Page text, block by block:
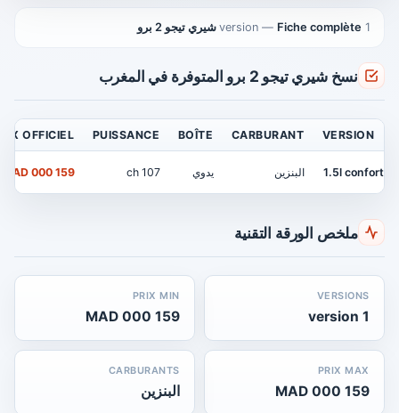
1 version
— Fiche complète شيري تيجو 2 برو
نسخ شيري تيجو 2 برو المتوفرة في المغرب
VERSION
CARBURANT
BOÎTE
PUISSANCE
OFFICIEL
1.5l confort البنزين يدوي 107 ch
159 000 MAD
ملخص الورقة التقنية
VERSIONS
1 version
PRIX MIN
159 000 MAD
PRIX MAX
159 000 MAD
CARBURANTS
البنزين